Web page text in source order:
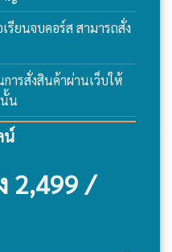
รียนจบคอร์ส สามารถสั่ง
ารสั่งสินค้าผ่านเว็บให้
น
น์
2,499 /